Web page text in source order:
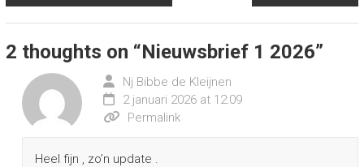
2 thoughts on “Nieuwsbrief 1 2026”
Nj Bibbe de Kleijnen
2 januari 2026 at 12:09
Permalink
Heel fijn , zo’n update .